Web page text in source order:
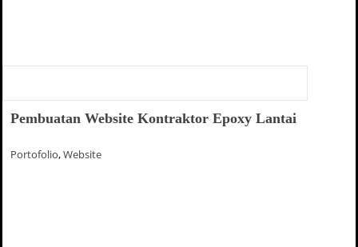
Pembuatan Website Kontraktor Epoxy Lantai
Portofolio,Website